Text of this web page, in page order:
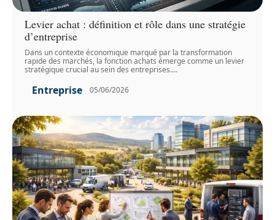
Levier achat : définition et rôle dans une stratégie
d’entreprise
Dans un contexte économique marqué par la transformation
rapide des marchés, la fonction achats émerge comme un levier
stratégique crucial au sein des entreprises.…
Entreprise 05/06/2026